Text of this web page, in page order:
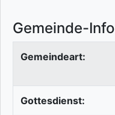
Gemeinde-Info
Gemeindeart:
Gottesdienst: